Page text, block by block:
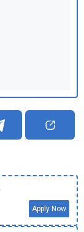
Apply Now